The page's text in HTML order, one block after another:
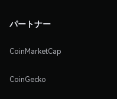
パートナー
CoinMarketCap
CoinGecko